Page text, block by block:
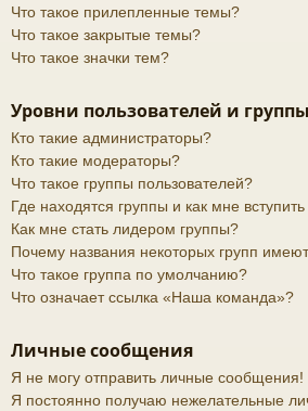
Что такое прилепленные темы?
Что такое закрытые темы?
Что такое значки тем?
Уровни пользователей и группы
Кто такие администраторы?
Кто такие модераторы?
Что такое группы пользователей?
Где находятся группы и как мне
Как мне стать лидером группы?
Почему названия некоторых групп
Что такое группа по умолчанию?
Что означает ссылка «Наша команда»?
Личные сообщения
Я не могу отправить личные сообщения!
Я постоянно получаю нежелательные